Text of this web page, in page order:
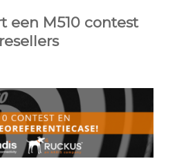
een M510 contest